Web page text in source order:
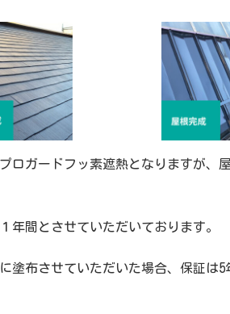
ロガードフッ素遮熱となりますが、
年間とさせていただいております。
塗布させていただいた場合、保証は5